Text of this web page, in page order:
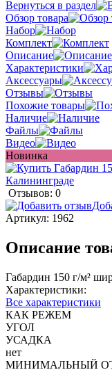
Вернуться в раздел
Обзор товара
Набор
Комплект
Описание
Характеристики
Аксессуары
Отзывы
Похожие товары
Наличие
Файлы
Видео
Новинка
Отзывов: 0
Артикул: 1962
Описание
Габардин 150 г/м²
Характеристики:
Все характеристики
КАК РЕЖЕМ
УГОЛ
УСАДКА
нет
МИНИМАЛЬНЫЙ